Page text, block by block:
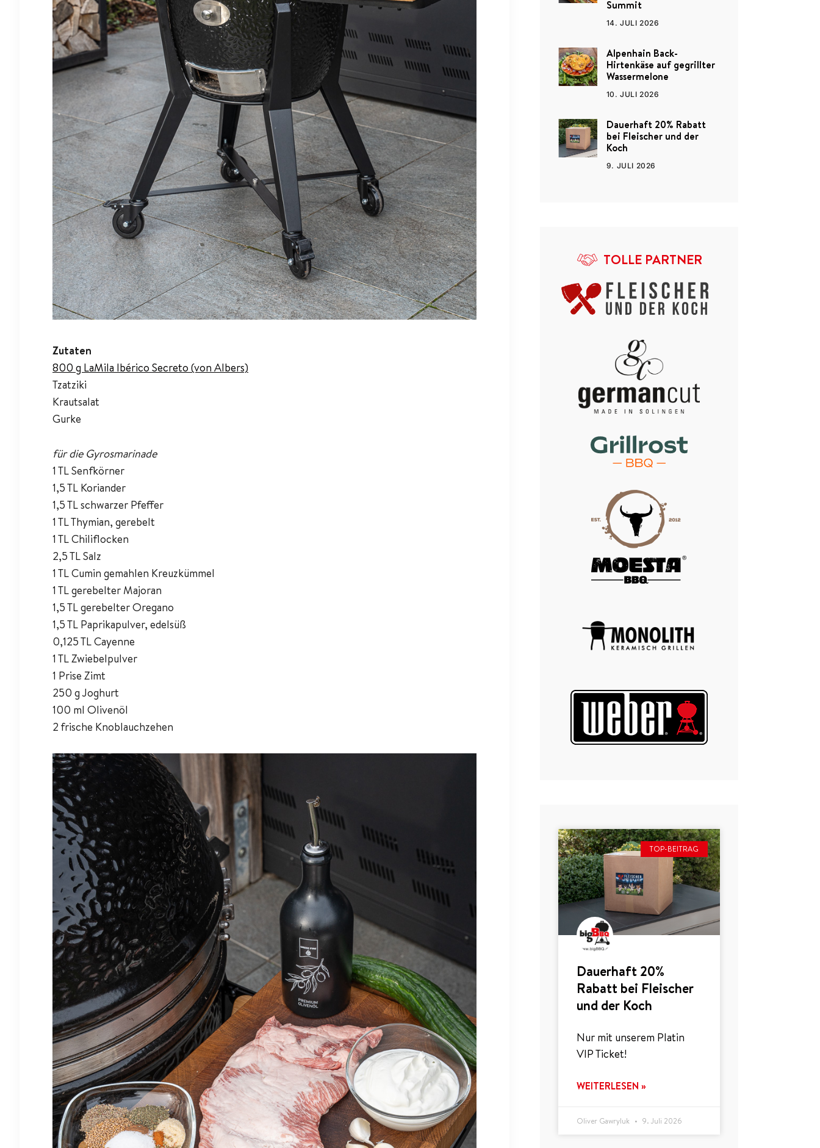
Zutaten
800 g LaMila Ibérico Secreto (von Albers)
Tzatziki
Krautsalat
Gurke
für die Gyrosmarinade
1 TL Senfkörner
1,5 TL Koriander
1,5 TL schwarzer Pfeffer
1 TL Thymian, gerebelt
1 TL Chiliflocken
2,5 TL Salz
1 TL Cumin gemahlen Kreuzkümmel
1 TL gerebelter Majoran
1,5 TL gerebelter Oregano
1,5 TL Paprikapulver, edelsüß
0,125 TL Cayenne
1 TL Zwiebelpulver
1 Prise Zimt
250 g Joghurt
100 ml Olivenöl
2 frische Knoblauchzehen
Summit
14. JULI 2026
Alpenhain Back-
Hirtenkäse auf gegrillter
Wassermelone
10. JULI 2026
Dauerhaft 20% Rabatt
bei Fleischer und der
Koch
9. JULI 2026
TOLLE PARTNER
TOP-BEITRAG
Dauerhaft 20%
Rabatt bei Fleischer
und der Koch
Nur mit unserem Platin
VIP Ticket!
WEITERLESEN »
Oliver Gawryluk 9. Juli 2026